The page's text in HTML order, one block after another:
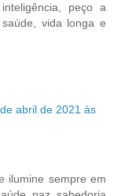
peço a
vida longa e
abril de 2021 às
ilumine sempre em